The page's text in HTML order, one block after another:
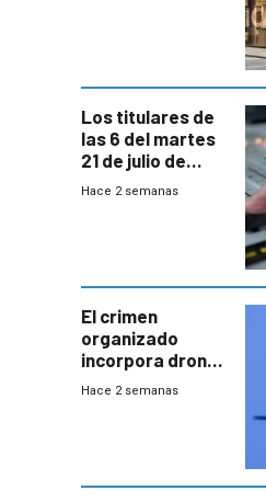
Los titulares de
las 6 del martes
21 de julio de
2026
Hace 2 semanas
El crimen
organizado
incorpora drones
y abre un nuevo
Hace 2 semanas